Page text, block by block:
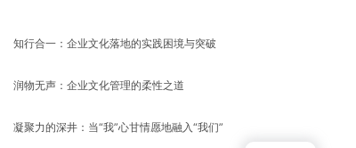
知行合一：企业文化落地的实践困境与突破
润物无声：企业文化管理的柔性之道
凝聚力的深井：当“我”心甘情愿地融入“我们”